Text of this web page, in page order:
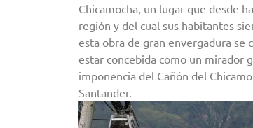
Chicamocha, un lugar que desde
región y del cual sus habitantes
esta obra de gran envergadura
estar concebida como un mirador
imponencia del Cañón del
Santander.